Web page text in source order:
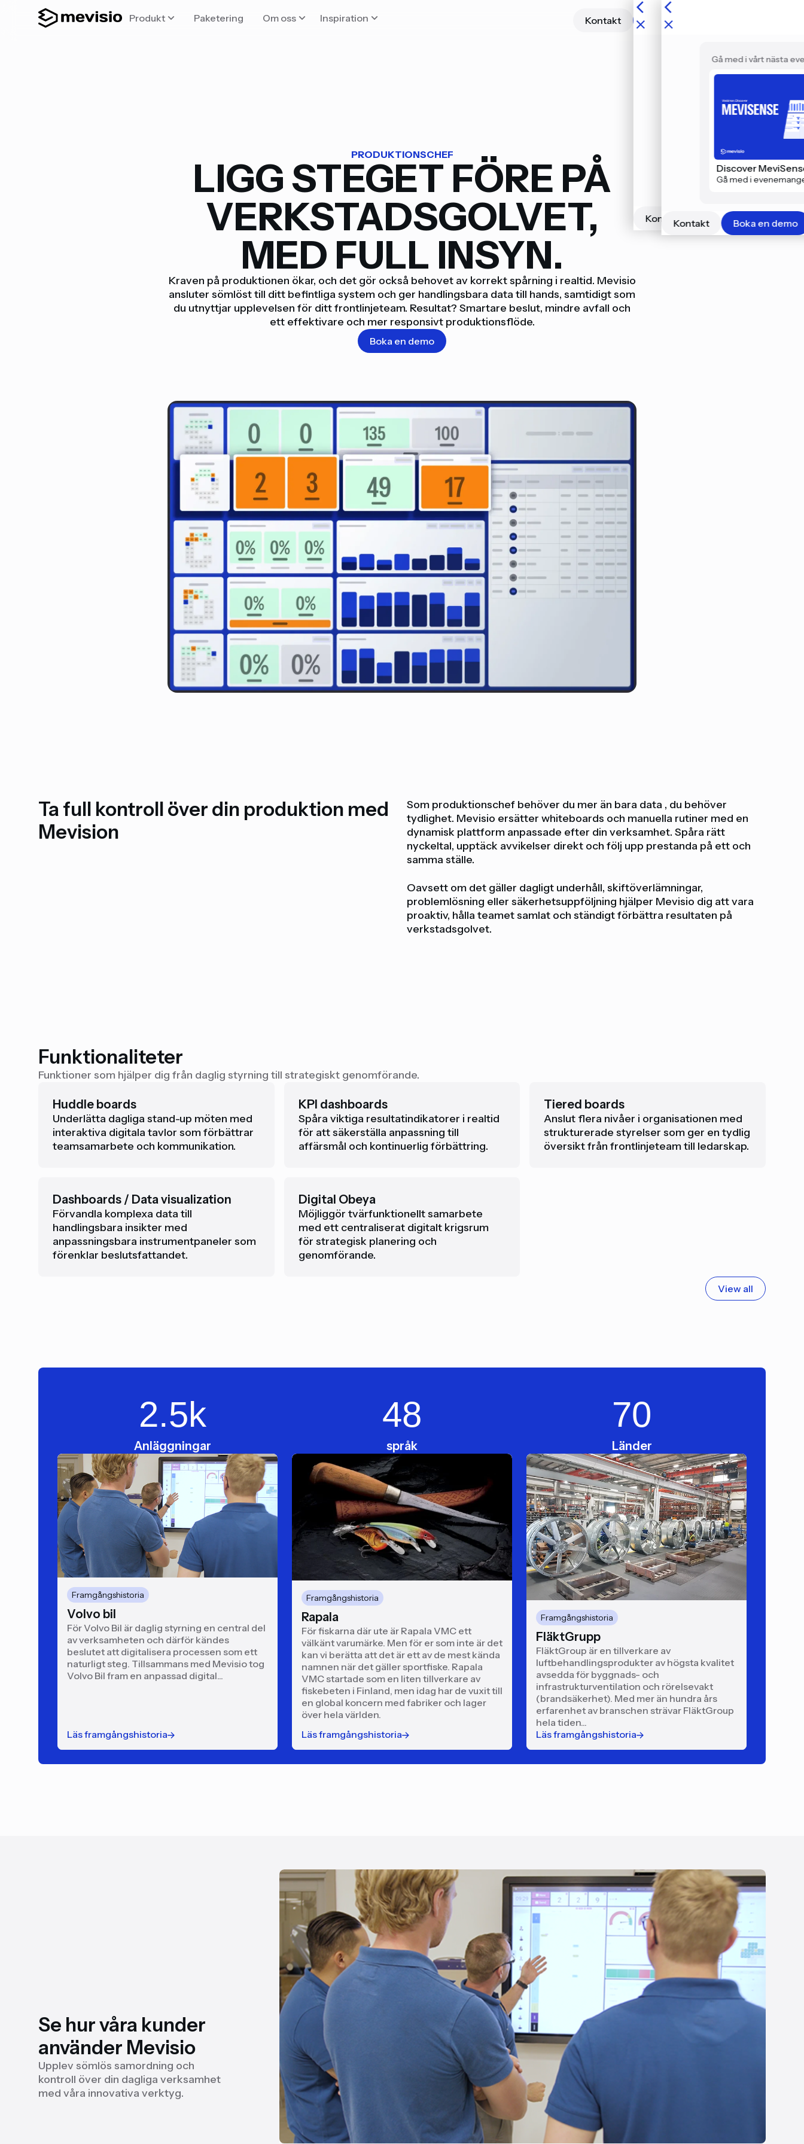
Byggd för ditt arbete
Läs mer om Mevisio
Kontakt Boka en demo
Gå med i vårt nästa
Discover
Gå med i
Kontakt Boka en demo
Produkt Paketering Om oss Inspiration Kontakt Boka en demo
PRODUKTIONSCHEF
LIGG STEGET FÖRE PÅ
VERKSTADSGOLVET,
MED FULL INSYN.
Kraven på produktionen ökar, och det gör också behovet av korrekt spårning i realtid. Mevisio
ansluter sömlöst till ditt befintliga system och ger handlingsbara data till hands, samtidigt som
du utnyttjar upplevelsen för ditt frontlinjeteam. Resultat? Smartare beslut, mindre avfall och
ett effektivare och mer responsivt produktionsflöde.
Boka en demo
Ta full kontroll över din produktion med
Mevision
Som produktionschef behöver du mer än bara data , du behöver
tydlighet. Mevisio ersätter whiteboards och manuella rutiner med en
dynamisk plattform anpassade efter din verksamhet. Spåra rätt
nyckeltal, upptäck avvikelser direkt och följ upp prestanda på ett och
samma ställe.
Oavsett om det gäller dagligt underhåll, skiftöverlämningar,
problemlösning eller säkerhetsuppföljning hjälper Mevisio dig att vara
proaktiv, hålla teamet samlat och ständigt förbättra resultaten på
verkstadsgolvet.
Funktionaliteter
Funktioner som hjälper dig från daglig styrning till strategiskt genomförande.
Huddle boards
Underlätta dagliga stand-up möten med
interaktiva digitala tavlor som förbättrar
teamsamarbete och kommunikation.
KPI dashboards
Spåra viktiga resultatindikatorer i realtid
för att säkerställa anpassning till
affärsmål och kontinuerlig förbättring.
Tiered boards
Anslut flera nivåer i organisationen med
strukturerade styrelser som ger en tydlig
översikt från frontlinjeteam till ledarskap.
Dashboards / Data visualization
Förvandla komplexa data till
handlingsbara insikter med
anpassningsbara instrumentpaneler som
förenklar beslutsfattandet.
Digital Obeya
Möjliggör tvärfunktionellt samarbete
med ett centraliserat digitalt krigsrum
för strategisk planering och
genomförande.
View all
2.5k
Anläggningar
48
språk
70
Länder
Framgångshistoria
Volvo bil
För Volvo Bil är daglig styrning en central del
av verksamheten och därför kändes
beslutet att digitalisera processen som ett
naturligt steg. Tillsammans med Mevisio tog
Volvo Bil fram en anpassad digital...
Läs framgångshistoria
Framgångshistoria
Rapala
För fiskarna där ute är Rapala VMC ett
välkänt varumärke. Men för er som inte är det
kan vi berätta att det är ett av de mest kända
namnen när det gäller sportfiske. Rapala
VMC startade som en liten tillverkare av
fiskebeten i Finland, men idag har de vuxit till
en global koncern med fabriker och lager
över hela världen.
Läs framgångshistoria
Framgångshistoria
FläktGrupp
FläktGroup är en tillverkare av
luftbehandlingsprodukter av högsta kvalitet
avsedda för byggnads- och
infrastrukturventilation och rörelsevakt
(brandsäkerhet). Med mer än hundra års
erfarenhet av branschen strävar FläktGroup
hela tiden...
Läs framgångshistoria
Se hur våra kunder
använder Mevisio
Upplev sömlös samordning och
kontroll över din dagliga verksamhet
med våra innovativa verktyg.